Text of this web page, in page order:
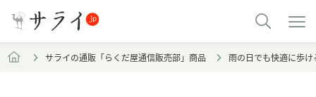
サライの通販「らくだ屋通信販売部」商品 雨の日でも快適に歩